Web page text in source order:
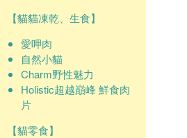
【貓貓凍乾、生食】
愛呷肉
自然小貓
Charm野性魅力
Holistic超越巔峰 鮮食肉
片
【貓零食】